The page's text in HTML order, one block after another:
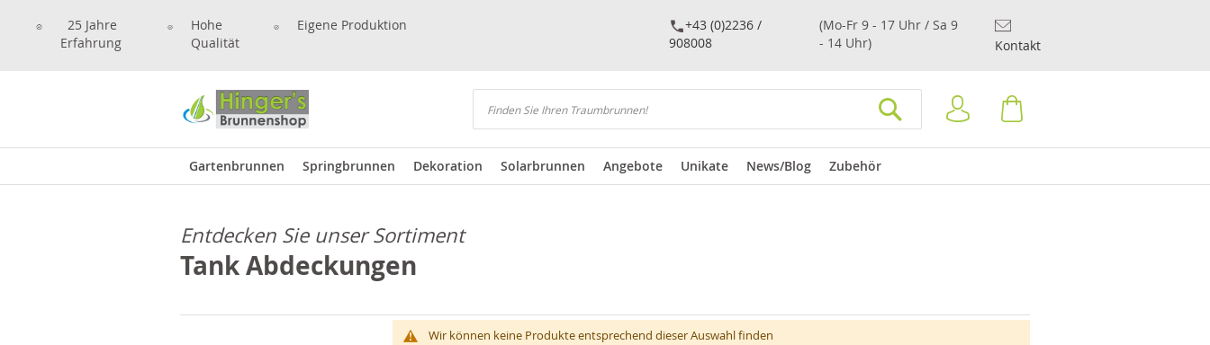
25 Jahre
Erfahrung
Hohe
Qualität
Eigene Produktion
+43 (0)2236 /
908008
(Mo-Fr 9 - 17 Uhr / Sa 9
- 14 Uhr)
Kontakt
Suchen
Anmelden
Gartenbrunnen Springbrunnen Dekoration Solarbrunnen Angebote Unikate News/Blog Zubehör
Entdecken Sie unser Sortiment
Tank Abdeckungen
Wir können keine Produkte entsprechend dieser Auswahl finden